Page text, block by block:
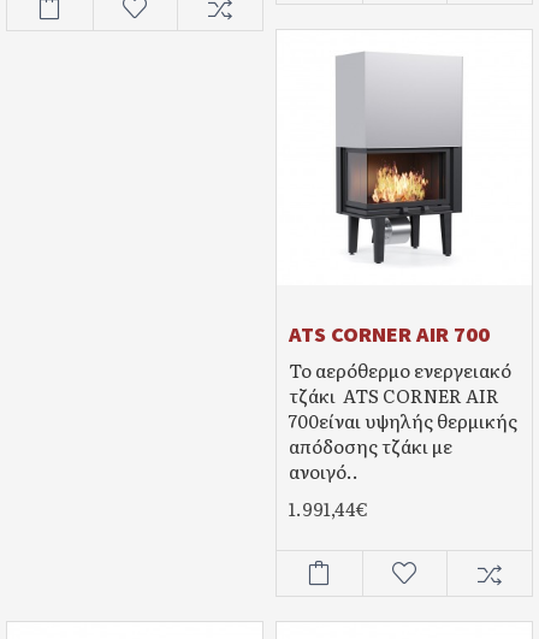
ATS CORNER AIR 700
Το αερόθερμο ενεργειακό
τζάκι ATS CORNER AIR
700είναι υψηλής θερμικής
απόδοσης τζάκι με
ανοιγό..
1.991,44€